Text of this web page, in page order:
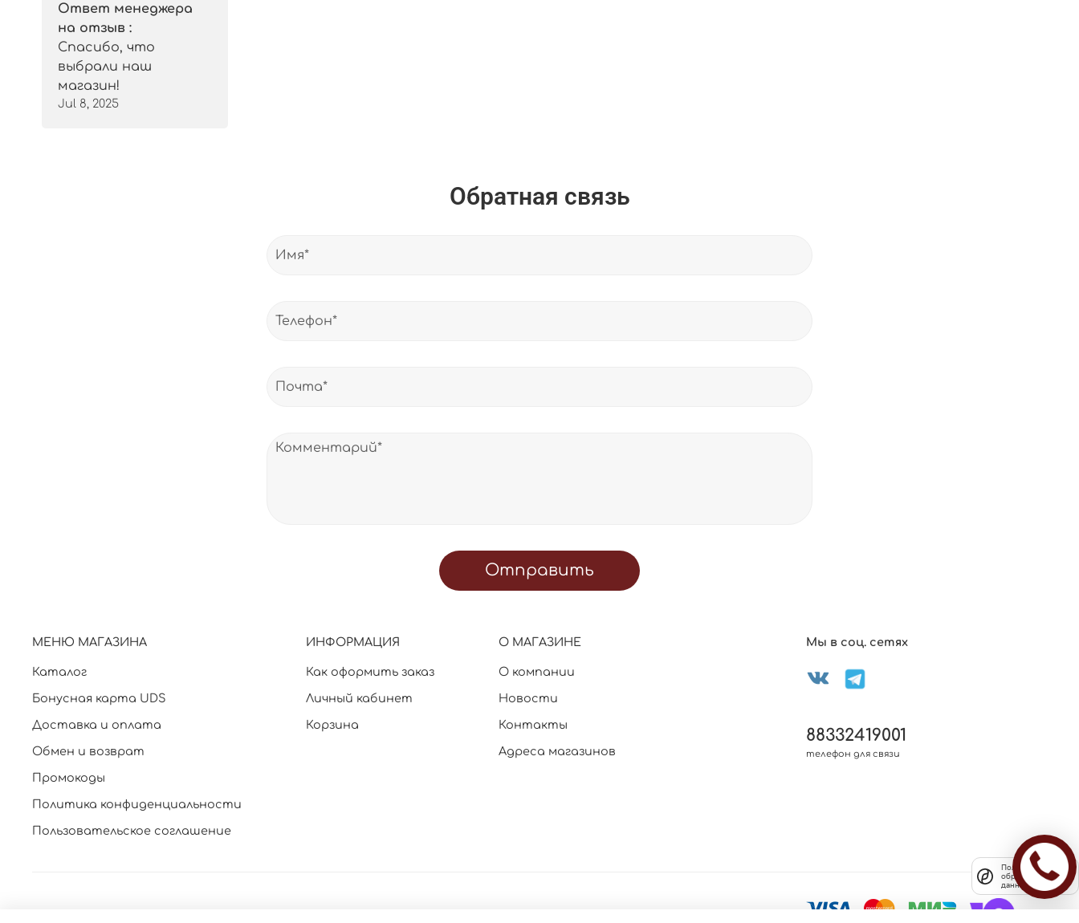
Ответ менеджера
на отзыв :
Спасибо, что
выбрали наш
магазин!
Jul 8, 2025
Обратная связь
Отправить
МЕНЮ МАГАЗИНА
Каталог
Бонусная карта UDS
Доставка и оплата
Обмен и возврат
Промокоды
Политика конфиденциальности
Пользовательское соглашение
ИНФОРМАЦИЯ
Как оформить заказ
Личный кабинет
Корзина
О МАГАЗИНЕ
О компании
Новости
Контакты
Адреса магазинов
Мы в соц. сетях
88332419001
телефон для связи
Политика
обработки
данных